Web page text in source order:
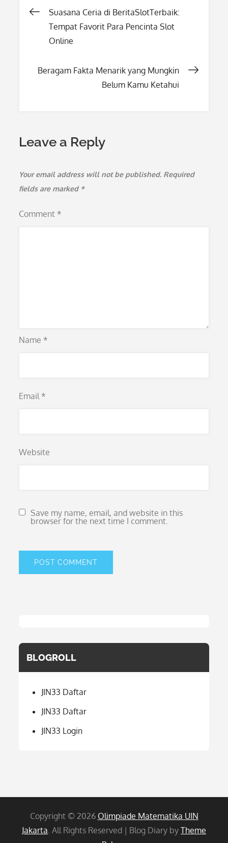
Post
navigation
Suasana Ceria di BeritaSlotTerbaik:
Tempat Favorit Para Pencinta Slot
Online
Beragam Fakta Menarik yang Mungkin
Belum Kamu Ketahui
Leave a Reply
Your email address will not be published. Required
fields are marked *
Comment *
Name *
Email *
Website
Save my name, email, and website in this
browser for the next time I comment.
BLOGROLL
JIN33 Daftar
JIN33 Daftar
JIN33 Login
Copyright © 2026 Olimpiade Matematika UIN
Jakarta. All Rights Reserved | Blog Diary by Theme